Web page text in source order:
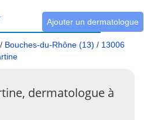
Ajouter un dermatologue
/ Bouches-du-Rhône (13) / 13006
dermatologue à